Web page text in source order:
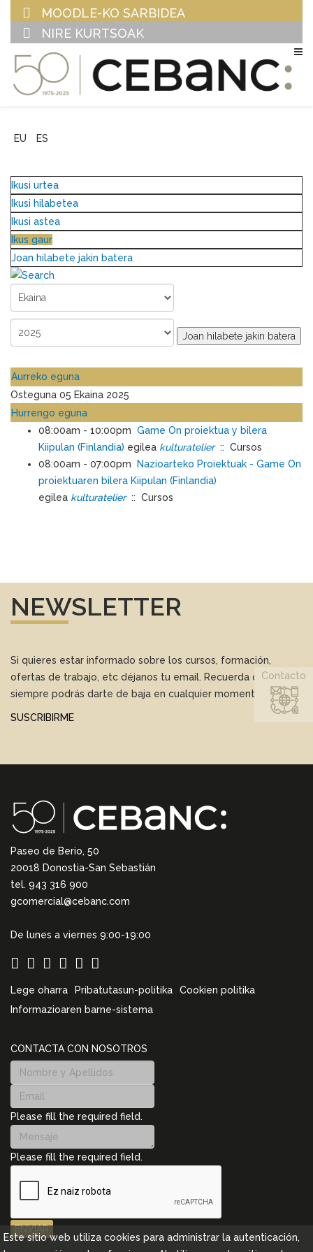
MOODLE-KO SARBIDEA
NIRE KURTSOAK
EU ES
Ikusi urtea
Ikusi hilabetea
Ikusi astea
Ikus gaur
Joan hilabete jakin batera
Joan hilabete jakin batera
Aurreko eguna
Osteguna 05 Ekaina 2025
Hurrengo eguna
08:00am - 10:00pm Game On proiektua y bilera
Kiipulan (Finlandia) egilea kulturatelier:: Cursos
08:00am - 07:00pm
Nazioarteko Proiektuak - Game On
proiektuaren bilera Kiipulan (Finlandia)
egilea kulturatelier:: Cursos
NEWSLETTER
Si quieres estar informado sobre los cursos, formación,
ofertas de trabajo, etc déjanos tu email. Recuerda que
siempre podrás darte de baja en cualquier momento.
SUSCRIBIRME
Paseo de Berio, 50
20018 Donostia-San Sebastián
tel. 943 316 900
gcomercial@cebanc.com
De lunes a viernes 9:00-19:00
Lege oharra Pribatutasun-politika
Cookien politika
Informazioaren barne-sistema
CONTACTA CON NOSOTROS
Please fill the required field.
Please fill the required field.
ENVIAR
Contacto
Este sitio web utiliza cookies para administrar la autenticación,